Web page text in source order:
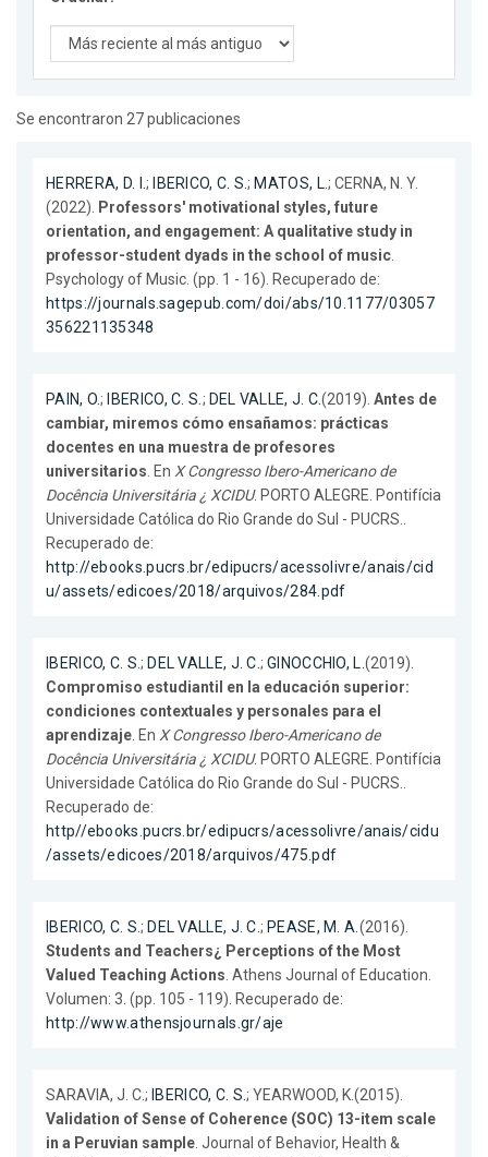
Se encontraron 27 publicaciones
HERRERA, D. I.; IBERICO, C. S.; MATOS, L.; CERNA, N. Y.
(2022). Professors' motivational styles, future
orientation, and engagement: A qualitative study in
professor-student dyads in the school of music.
Psychology of Music. (pp. 1 - 16). Recuperado de:
https://journals.sagepub.com/doi/abs/10.1177/03057
356221135348
PAIN, O.; IBERICO, C. S.; DEL VALLE, J. C.(2019).Antes de
cambiar, miremos cómo ensañamos: prácticas
docentes en una muestra de profesores
universitarios. En X Congresso Ibero-Americano de
Docência Universitária ¿ XCIDU. PORTO ALEGRE. Pontifícia
Universidade Católica do Rio Grande do Sul - PUCRS..
Recuperado de:
http://ebooks.pucrs.br/edipucrs/acessolivre/anais/cid
u/assets/edicoes/2018/arquivos/284.pdf
IBERICO, C. S.; DEL VALLE, J. C.;GINOCCHIO, L.(2019).
Compromiso estudiantil en la educación superior:
condiciones contextuales y personales para el
aprendizaje. En X Congresso Ibero-Americano de
Docência Universitária ¿ XCIDU. PORTO ALEGRE. Pontifícia
Universidade Católica do Rio Grande do Sul - PUCRS..
Recuperado de:
http//ebooks.pucrs.br/edipucrs/acessolivre/anais/cidu
/assets/edicoes/2018/arquivos/475.pdf
IBERICO, C. S.; DEL VALLE, J. C.; PEASE, M. A.(2016).
Students and Teachers¿ Perceptions of the Most
Valued Teaching Actions. Athens Journal of Education.
Volumen: 3. (pp. 105 - 119). Recuperado de:
http://www.athensjournals.gr/aje
SARAVIA, J. C.; IBERICO, C. S.; YEARWOOD, K.(2015).
Validation of Sense of Coherence (SOC) 13-item scale
in a Peruvian sample. Journal of Behavior, Health &